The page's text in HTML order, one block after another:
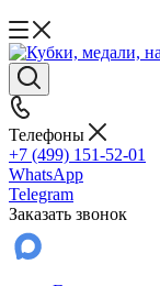
Телефоны
+7 (499) 151-52-01
WhatsApp
Telegram
Заказать звонок